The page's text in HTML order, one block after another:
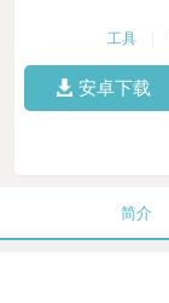
工具
安卓下载
简介